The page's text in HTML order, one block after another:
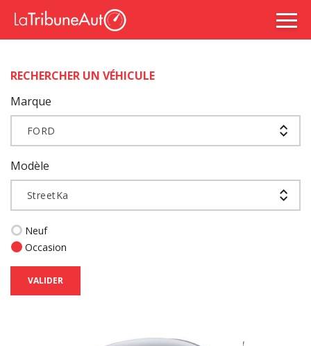
RECHERCHER UN VÉHICULE
Marque
FORD
Modèle
StreetKa
Neuf
Occasion
VALIDER